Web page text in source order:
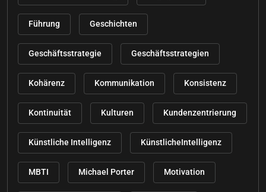
Führung Geschichten
Geschäftsstrategie Geschäftsstrategien
Kohärenz Kommunikation Konsistenz
Kontinuität Kulturen Kundenzentrierung
Künstliche Intelligenz KünstlicheIntelligenz
MBTI Michael Porter Motivation